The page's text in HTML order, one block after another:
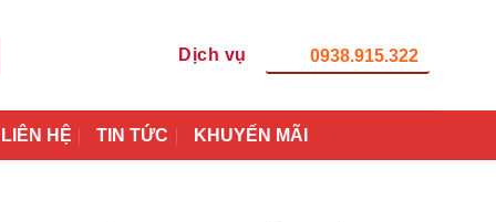
Dịch vụ 0938.915.322
LIÊN HỆ TIN TỨC KHUYẾN MÃI